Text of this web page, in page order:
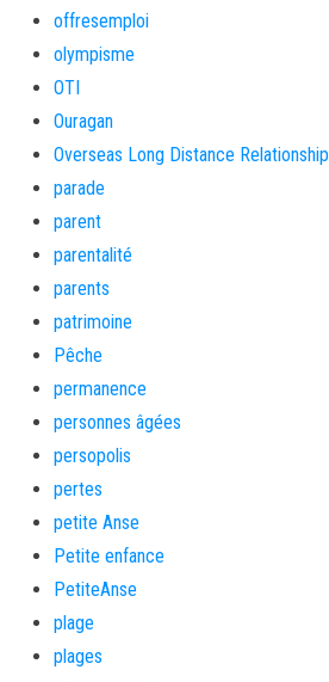
offresemploi
olympisme
OTI
Ouragan
Overseas Long Distance Relationship
parade
parent
parentalité
parents
patrimoine
Pêche
permanence
personnes âgées
persopolis
pertes
petite Anse
Petite enfance
PetiteAnse
plage
plages